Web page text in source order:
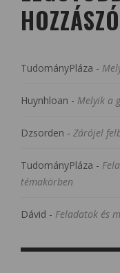
TudományPláza -
Huynhloan - Melyik a
Dzsorden - Zárójel
TudományPláza -
témakörben
Dávid - Feladatok és